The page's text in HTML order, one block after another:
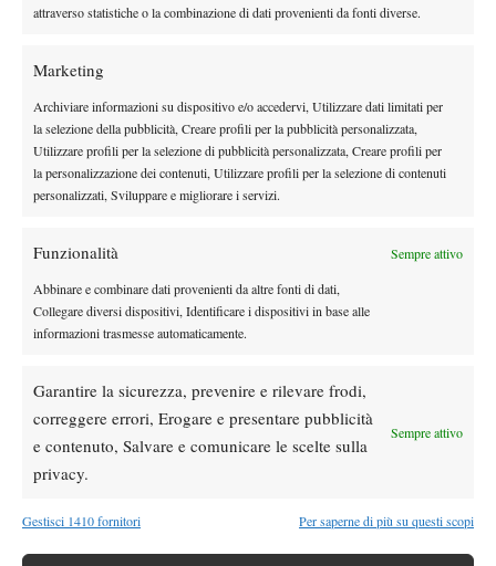
attraverso statistiche o la combinazione di dati provenienti da fonti diverse.
Marketing
Archiviare informazioni su dispositivo e/o accedervi, Utilizzare dati limitati per
la selezione della pubblicità, Creare profili per la pubblicità personalizzata,
Utilizzare profili per la selezione di pubblicità personalizzata, Creare profili per
la personalizzazione dei contenuti, Utilizzare profili per la selezione di contenuti
personalizzati, Sviluppare e migliorare i servizi.
Funzionalità Sempre attivo
Abbinare e combinare dati provenienti da altre fonti di dati,
Collegare diversi dispositivi, Identificare i dispositivi in base alle
informazioni trasmesse automaticamente.
Garantire la sicurezza, prevenire e rilevare frodi,
correggere errori, Erogare e presentare pubblicità
e contenuto, Salvare e comunicare le scelte sulla
privacy.
Sempre attivo
Gestisci 1410 fornitori Per saperne di più su questi scopi
Testata giornalisticaSpazio Tennis
Editore:VIBES MEDIA SRL, P.iva 14250480960
Direttore Responsabile: Alessandro Nizegorodcew
HOME
ENTRY LIST
NEWS